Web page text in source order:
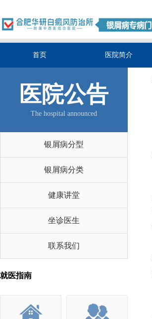
首页 医院简介
医院公告
The hospital announced
银屑病分型
银屑病分类
健康讲堂
坐诊医生
联系我们
就医指南